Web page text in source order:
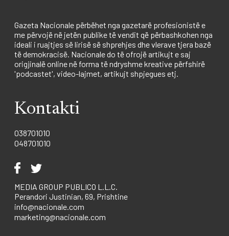
Gazeta Nacionale përbëhet nga gazetarë profesionistë e
me përvojë në jetën publike të vendit që përbashkohen nga
ideali i ruajtjes së lirisë së shprehjes dhe vlerave tjera bazë
të demokracisë. Nacionale do të ofrojë artikujt e saj
origjinalë online në forma të ndryshme kreative përfshirë
'podcastet', video-lajmet, artikujt shpjegues etj.
Kontakti
038701010
048701010
MEDIA GROUP PUBLICO L.L.C.
Perandori Justinian, 69, Prishtine
info@nacionale.com
marketing@nacionale.com